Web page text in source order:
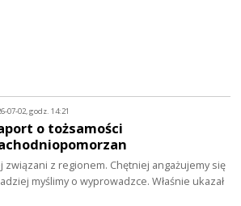
07-02, godz. 14:21
o tożsamości
związani z regionem. Chętniej angażujemy się
myślimy o wyprowadzce. Właśnie ukazał